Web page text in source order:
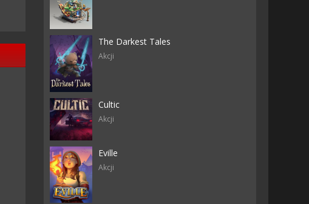
The Darkest Tales
Akcji
Cultic
Akcji
Eville
Akcji